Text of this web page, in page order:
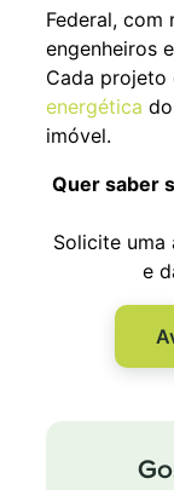
Federal, com
engenheiros
Cada projeto
energética
imóvel.
Quer saber
Solicite uma
e